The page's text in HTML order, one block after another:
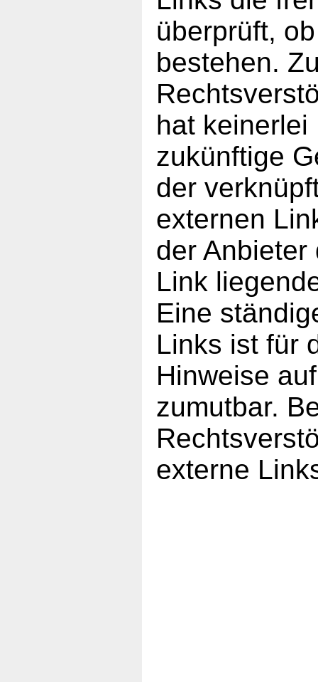
überprüft,
bestehen.
hat
zukünftige
der
externen
der Anbieter
Link
Eine
Links ist für
Hinweise
zumutbar.
externe